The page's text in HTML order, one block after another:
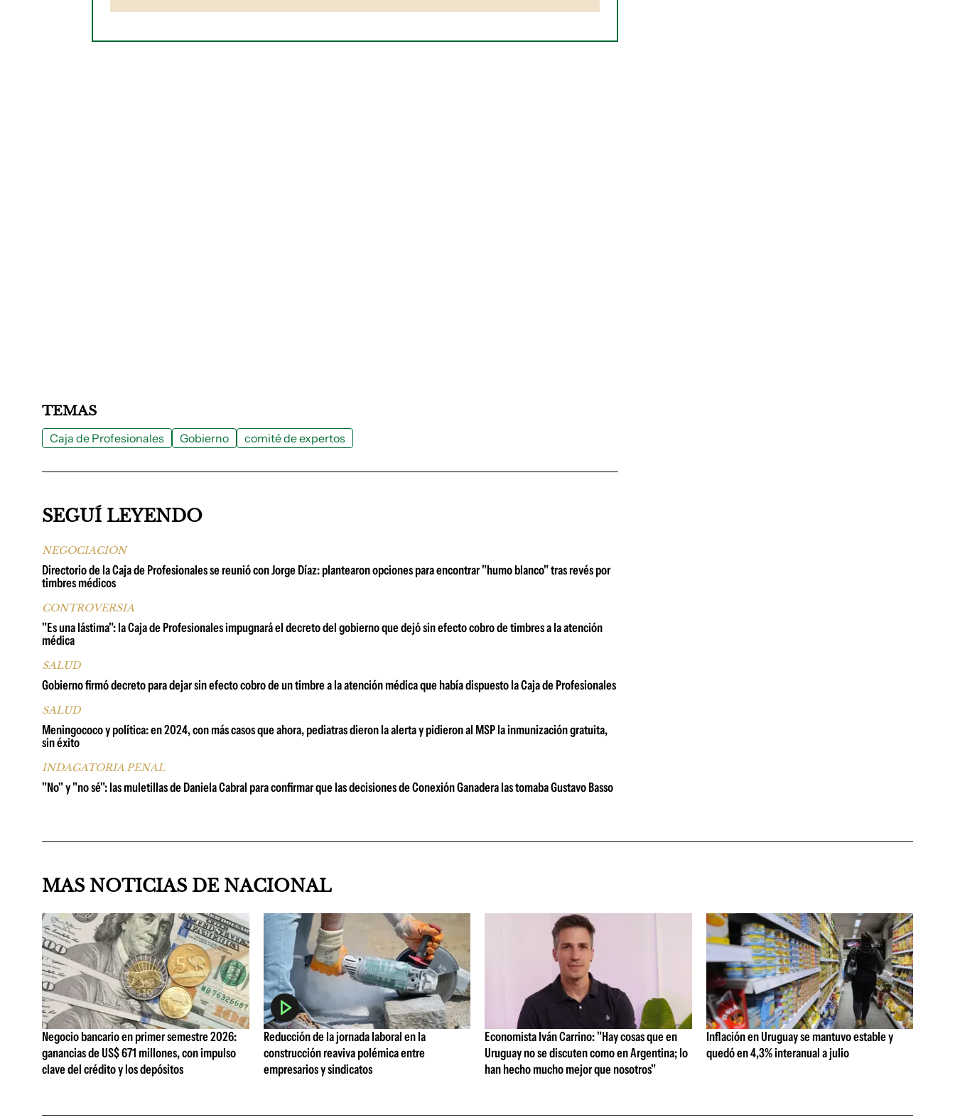
TEMAS
Caja de Profesionales Gobierno comité de expertos
SEGUÍ LEYENDO
NEGOCIACIÓN
Directorio de la Caja de Profesionales se reunió con Jorge Díaz: plantearon opciones para encontrar "humo blanco" tras revés por
timbres médicos
CONTROVERSIA
"Es una lástima": la Caja de Profesionales impugnará el decreto del gobierno que dejó sin efecto cobro de timbres a la atención
médica
SALUD
Gobierno firmó decreto para dejar sin efecto cobro de un timbre a la atención médica que había dispuesto la Caja de Profesionales
SALUD
Meningococo y política: en 2024, con más casos que ahora, pediatras dieron la alerta y pidieron al MSP la inmunización gratuita,
sin éxito
INDAGATORIA PENAL
"No" y "no sé": las muletillas de Daniela Cabral para confirmar que las decisiones de Conexión Ganadera las tomaba Gustavo Basso
MAS NOTICIAS DE NACIONAL
Negocio bancario en primer semestre 2026:
ganancias de US$ 671 millones, con impulso
clave del crédito y los depósitos
Reducción de la jornada laboral en la
construcción reaviva polémica entre
empresarios y sindicatos
Economista Iván Carrino: "Hay cosas que en
Uruguay no se discuten como en Argentina; lo
han hecho mucho mejor que nosotros"
Inflación en Uruguay se mantuvo estable y
quedó en 4,3% interanual a julio